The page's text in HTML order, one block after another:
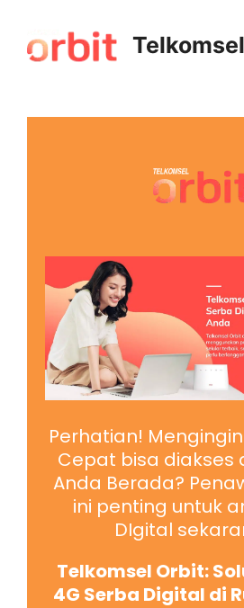
Perhatian!
Cepat bisa diakses
Anda Berada?
ini penting untuk
DIgital
Telkomsel Orbit:
4G Serba Digital di